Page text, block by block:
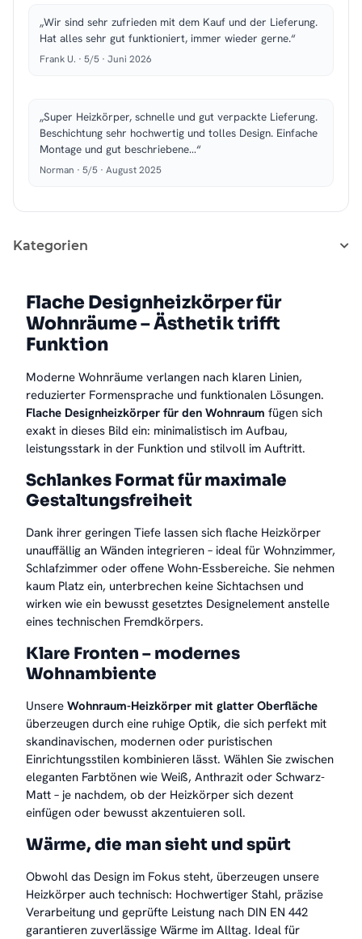
„Wir sind sehr zufrieden mit dem Kauf und der Lieferung.
Hat alles sehr gut funktioniert, immer wieder gerne.“
Frank U. · 5/5 · Juni 2026
„Super Heizkörper, schnelle und gut verpackte Lieferung.
Beschichtung sehr hochwertig und tolles Design. Einfache
Montage und gut beschriebene…“
Norman · 5/5 · August 2025
Kategorien
Flache Designheizkörper für
Wohnräume – Ästhetik trifft
Funktion
Moderne Wohnräume verlangen nach klaren Linien,
reduzierter Formensprache und funktionalen Lösungen.
Flache Designheizkörper für den Wohnraum fügen sich
exakt in dieses Bild ein: minimalistisch im Aufbau,
leistungsstark in der Funktion und stilvoll im Auftritt.
Schlankes Format für maximale
Gestaltungsfreiheit
Dank ihrer geringen Tiefe lassen sich flache Heizkörper
unauffällig an Wänden integrieren – ideal für Wohnzimmer,
Schlafzimmer oder offene Wohn-Essbereiche. Sie nehmen
kaum Platz ein, unterbrechen keine Sichtachsen und
wirken wie ein bewusst gesetztes Designelement anstelle
eines technischen Fremdkörpers.
Klare Fronten – modernes
Wohnambiente
Unsere Wohnraum-Heizkörper mit glatter Oberfläche
überzeugen durch eine ruhige Optik, die sich perfekt mit
skandinavischen, modernen oder puristischen
Einrichtungsstilen kombinieren lässt. Wählen Sie zwischen
eleganten Farbtönen wie Weiß, Anthrazit oder Schwarz-
Matt – je nachdem, ob der Heizkörper sich dezent
einfügen oder bewusst akzentuieren soll.
Wärme, die man sieht und spürt
Obwohl das Design im Fokus steht, überzeugen unsere
Heizkörper auch technisch: Hochwertiger Stahl, präzise
Verarbeitung und geprüfte Leistung nach DIN EN 442
garantieren zuverlässige Wärme im Alltag. Ideal für